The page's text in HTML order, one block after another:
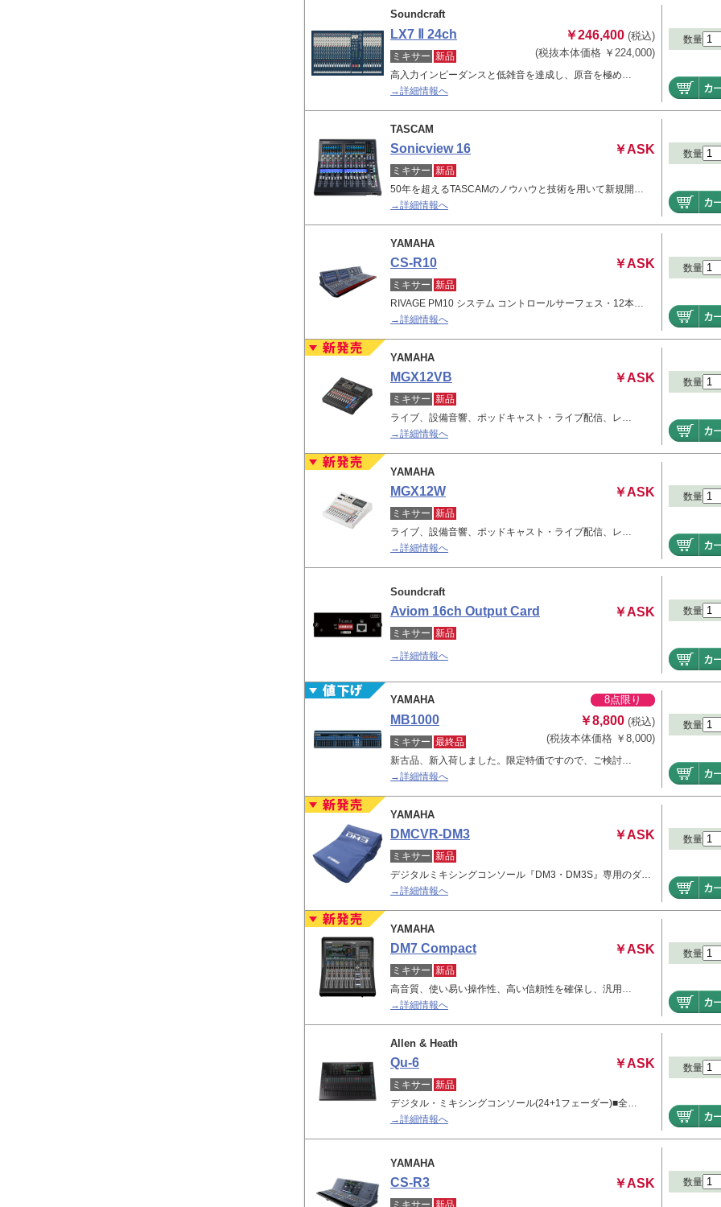
Soundcraft
LX7 Ⅱ 24ch ￥246,400 (税込)
(税抜本体価格 ￥224,000)
ミキサー 新品
高入力インピーダンスと低雑音を達成し、原音を極め…
→詳細情報へ
数量
TASCAM
Sonicview 16 ￥ASK
ミキサー 新品
50年を超えるTASCAMのノウハウと技術を用いて新規開…
→詳細情報へ
数量
YAMAHA
CS-R10 ￥ASK
ミキサー 新品
RIVAGE PM10 システム コントロールサーフェス・12本…
→詳細情報へ
数量
YAMAHA
MGX12VB ￥ASK
ミキサー 新品
ライブ、設備音響、ポッドキャスト・ライブ配信、レ…
→詳細情報へ
数量
YAMAHA
MGX12W ￥ASK
ミキサー 新品
ライブ、設備音響、ポッドキャスト・ライブ配信、レ…
→詳細情報へ
数量
Soundcraft
Aviom 16ch Output Card ￥ASK
ミキサー 新品
→詳細情報へ
数量
YAMAHA 8点限り
MB1000 ￥8,800 (税込)
(税抜本体価格 ￥8,000)
ミキサー 最終品
新古品、新入荷しました。限定特価ですので、ご検討…
→詳細情報へ
数量
YAMAHA
DMCVR-DM3 ￥ASK
ミキサー 新品
デジタルミキシングコンソール『DM3・DM3S』専用のダ…
→詳細情報へ
数量
YAMAHA
DM7 Compact ￥ASK
ミキサー 新品
高音質、使い易い操作性、高い信頼性を確保し、汎用…
→詳細情報へ
数量
Allen & Heath
Qu-6 ￥ASK
ミキサー 新品
デジタル・ミキシングコンソール(24+1フェーダー)■全…
→詳細情報へ
数量
YAMAHA
CS-R3 ￥ASK
ミキサー 新品
数量